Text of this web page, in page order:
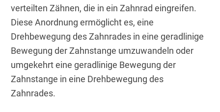
verteilten Zähnen, die in ein Zahnrad eingreifen.
Diese Anordnung ermöglicht es, eine
Drehbewegung des Zahnrades in eine geradlinige
Bewegung der Zahnstange umzuwandeln oder
umgekehrt eine geradlinige Bewegung der
Zahnstange in eine Drehbewegung des
Zahnrades.